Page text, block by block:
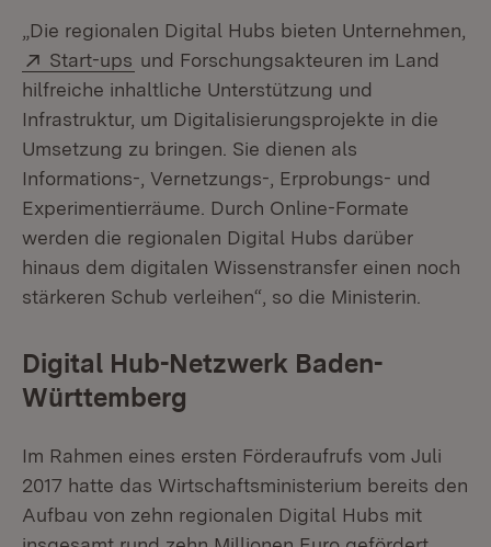
„Die regionalen Digital Hubs bieten Unternehmen,
Extern:
Start-ups (Öffnet in neuem Fenster)
und Forschungsakteuren im Land
hilfreiche inhaltliche Unterstützung und
Infrastruktur, um Digitalisierungsprojekte in die
Umsetzung zu bringen. Sie dienen als
Informations-, Vernetzungs-, Erprobungs- und
Experimentierräume. Durch Online-Formate
werden die regionalen Digital Hubs darüber
hinaus dem digitalen Wissenstransfer einen noch
stärkeren Schub verleihen“, so die Ministerin.
Digital Hub-Netzwerk Baden-
Württemberg
Im Rahmen eines ersten Förderaufrufs vom Juli
2017 hatte das Wirtschaftsministerium bereits den
Aufbau von zehn regionalen Digital Hubs mit